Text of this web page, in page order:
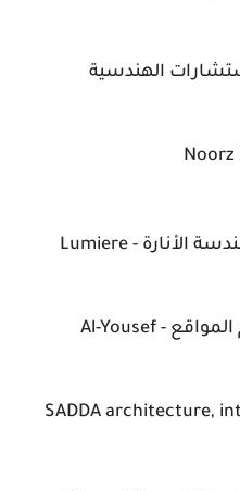
الهندسية
Noorz
شركة أنوار لتصميم و هندسة الأنارة - Lumiere
شركة اليوسف لتصميم المواقع - Al-Yousef
SADDA architecture,